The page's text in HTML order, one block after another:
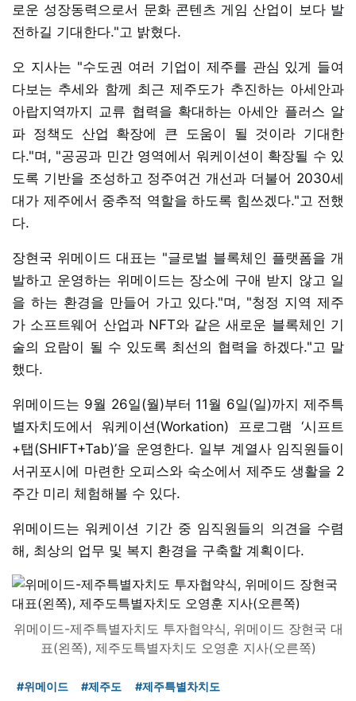
로운 성장동력으로서 문화 콘텐츠 게임 산업이 보다 발
전하길 기대한다."고 밝혔다.
오 지사는 "수도권 여러 기업이 제주를 관심 있게 들여
다보는 추세와 함께 최근 제주도가 추진하는 아세안과
아랍지역까지 교류 협력을 확대하는 아세안 플러스 알
파 정책도 산업 확장에 큰 도움이 될 것이라 기대한
다."며, "공공과 민간 영역에서 워케이션이 확장될 수 있
도록 기반을 조성하고 정주여건 개선과 더불어 2030세
대가 제주에서 중추적 역할을 하도록 힘쓰겠다."고 전했
다.
장현국 위메이드 대표는 "글로벌 블록체인 플랫폼을 개
발하고 운영하는 위메이드는 장소에 구애 받지 않고 일
을 하는 환경을 만들어 가고 있다."며, "청정 지역 제주
가 소프트웨어 산업과 NFT와 같은 새로운 블록체인 기
술의 요람이 될 수 있도록 최선의 협력을 하겠다."고 말
했다.
위메이드는 9월 26일(월)부터 11월 6일(일)까지 제주특
별자치도에서 워케이션(Workation) 프로그램 ‘시프트
+탭(SHIFT+Tab)’을 운영한다. 일부 계열사 임직원들이
서귀포시에 마련한 오피스와 숙소에서 제주도 생활을 2
주간 미리 체험해볼 수 있다.
위메이드는 워케이션 기간 중 임직원들의 의견을 수렴
해, 최상의 업무 및 복지 환경을 구축할 계획이다.
위메이드-제주특별자치도 투자협약식, 위메이드 장현국 대
표(왼쪽), 제주도특별자치도 오영훈 지사(오른쪽)
#위메이드 #제주도 #제주특별차치도